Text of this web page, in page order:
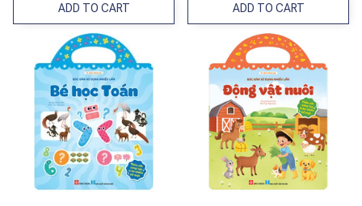
ADD TO CART ADD TO CART